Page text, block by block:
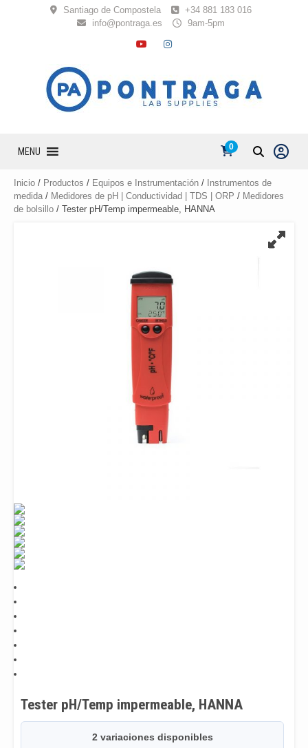
Santiago de Compostela
+34 881 183 016
info@pontraga.es
9am-5pm
YOUTUBE
INSTAGRAM
MENU 0
Inicio / Productos / Equipos e Instrumentación / Instrumentos de
medida / Medidores de pH | Conductividad | TDS | ORP / Medidores
de bolsillo / Tester pH/Temp impermeable, HANNA
Tester pH/Temp impermeable, HANNA
2 variaciones disponibles